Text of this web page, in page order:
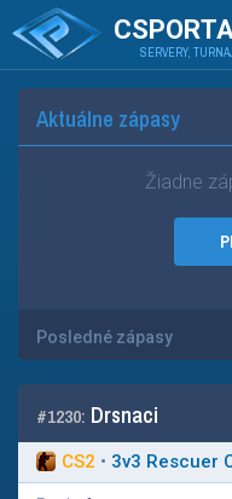
SERVERY,
Aktuálne zápasy
Žiadne
Posledné zápasy
#1230: Drsnaci
CS2 • 3v3 Rescuer